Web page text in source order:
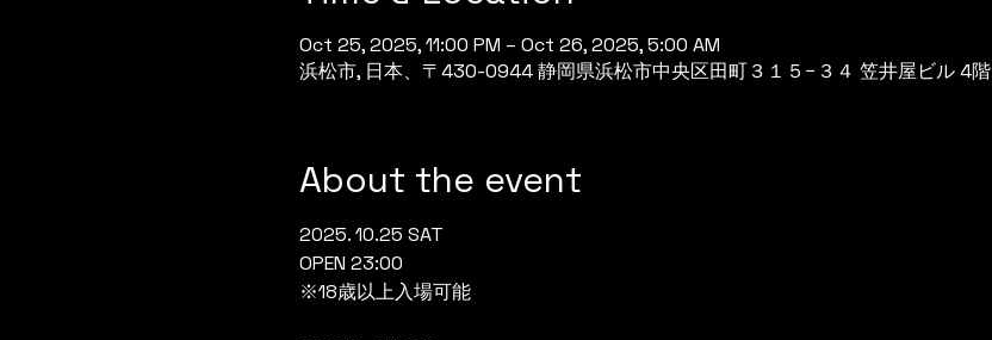
Oct 25, 2025, 11:00 PM – Oct 26, 2025, 5:00 AM
浜松市, 日本、〒430-0944 静岡県浜松市中央区田町３１５−３４ 笠井屋ビル 4階
About the event
2025. 10.25 SAT
OPEN 23:00
※18歳以上入場可能